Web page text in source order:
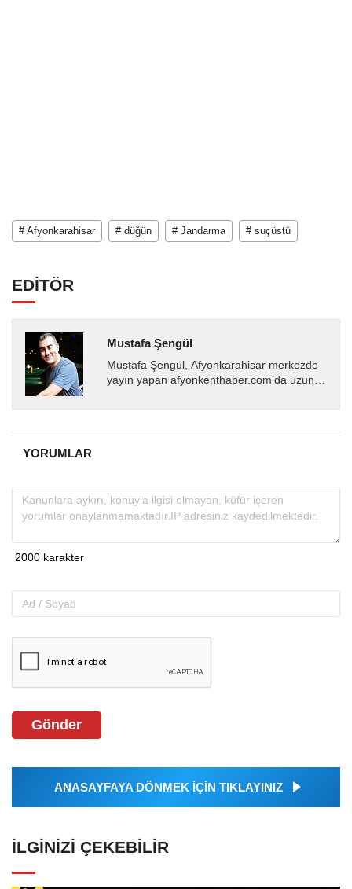
# Afyonkarahisar # düğün # Jandarma # suçüstü
EDİTÖR
Mustafa Şengül
Mustafa Şengül, Afyonkarahisar merkezde
yayın yapan afyonkenthaber.com’da uzun
almakta, haber akışı...
YORUMLAR
Gönder
ANASAYFAYA DÖNMEK İÇİN TIKLAYINIZ
İLGINIZI ÇEKEBILIR